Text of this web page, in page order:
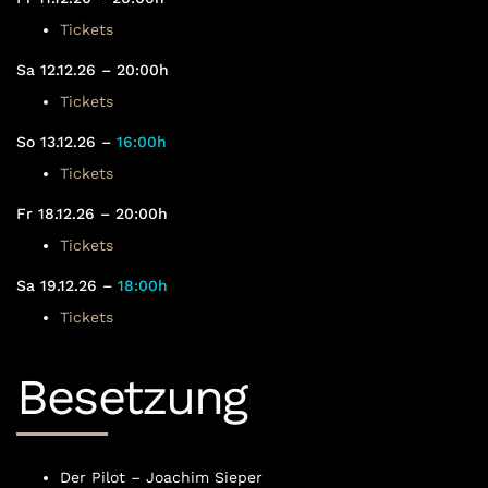
Tickets
Sa 12.12.26 – 20:00h
Tickets
So 13.12.26 – 16:00h
Tickets
Fr 18.12.26 – 20:00h
Tickets
Sa 19.12.26 – 18:00h
Tickets
Besetzung
Der Pilot – Joachim Sieper